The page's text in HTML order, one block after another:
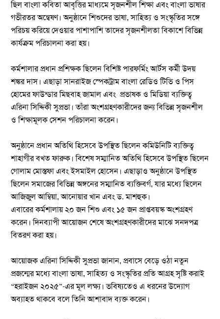
ছিল বাংলা কবিতা আবৃত্তির মাধ্যমে সৃজনশীল শিক্ষা এবং বাংলা ভাষার
গভীরতর অন্বেষণ। অনুষ্ঠানে শিশুদের ভাষা, সাহিত্য ও সংস্কৃতির সঙ্গে
পরিচয় করিয়ে দেওয়ার পাশাপাশি তাদের সৃজনশীলতা বিকাশে বিভিন্ন
কার্যক্রম পরিচালনা করা হয়।
কর্মশালার প্রধান প্রশিক্ষক ছিলেন বিশিষ্ট পারফর্মিং আর্টস কর্মী উদয়
শঙ্কর দাস। এছাড়া সানরাইজ স্পেকট্রাম বাংলা রেডিও টিভি ও পিস
হোমের ফাউন্ডার মিছবাহ জামাল এবং প্রভাষক ও মিডিয়া ব্যক্তিত্ব
এরিনা সিদ্দিকী সুপ্রভা। তাঁরা অংশগ্রহণকারীদের জন্য বিভিন্ন সৃজনশীল
ও শিক্ষামূলক সেশন পরিচালনা করেন।
অনুষ্ঠানে প্রধান অতিথি হিসেবে উপস্থিত ছিলেন কমিউনিটি ব্যক্তিত্ব
শাহাগীর বখত ফারুক। বিশেষ সম্মানিত অতিথি হিসেবে উপস্থিত ছিলেন
গোলাম মোস্তফা এবং ইসমাইল হোসেন। এছাড়াও অনুষ্ঠানে উপস্থিত
ছিলেন সমাজের বিভিন্ন অঙ্গনের সম্মানিত ব্যক্তিবর্গ, যার মধ্যে ছিলেন
আজিজুল আম্বিয়া, আনোয়ার খান এবং ড. মাশহুক।
এবারের কর্মশালায় ২০ জন শিশু এবং ১৫ জন প্রাপ্তবয়স্ক অংশগ্রহণ
করেন। দিনব্যাপী আয়োজন শেষে অংশগ্রহণকারীদের মাঝে সনদপত্র
বিতরণ করা হয়।
আয়োজক এরিনা সিদ্দিকী সুপ্রভা জানান, প্রবাসে বেড়ে ওঠা নতুন
প্রজন্মের মধ্যে বাংলা ভাষা, সাহিত্য ও সংস্কৃতির প্রতি আগ্রহ সৃষ্টি করাই
“হরাইজন ২০২৫”-এর মূল লক্ষ্য। ভবিষ্যতেও এ ধরনের উদ্যোগ
অব্যাহত থাকবে বলে তিনি আশাবাদ ব্যক্ত করেন।